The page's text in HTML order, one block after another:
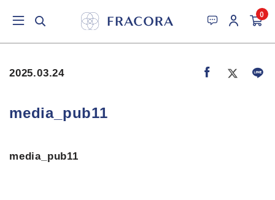
0
2025.03.24
media_pub11
media_pub11